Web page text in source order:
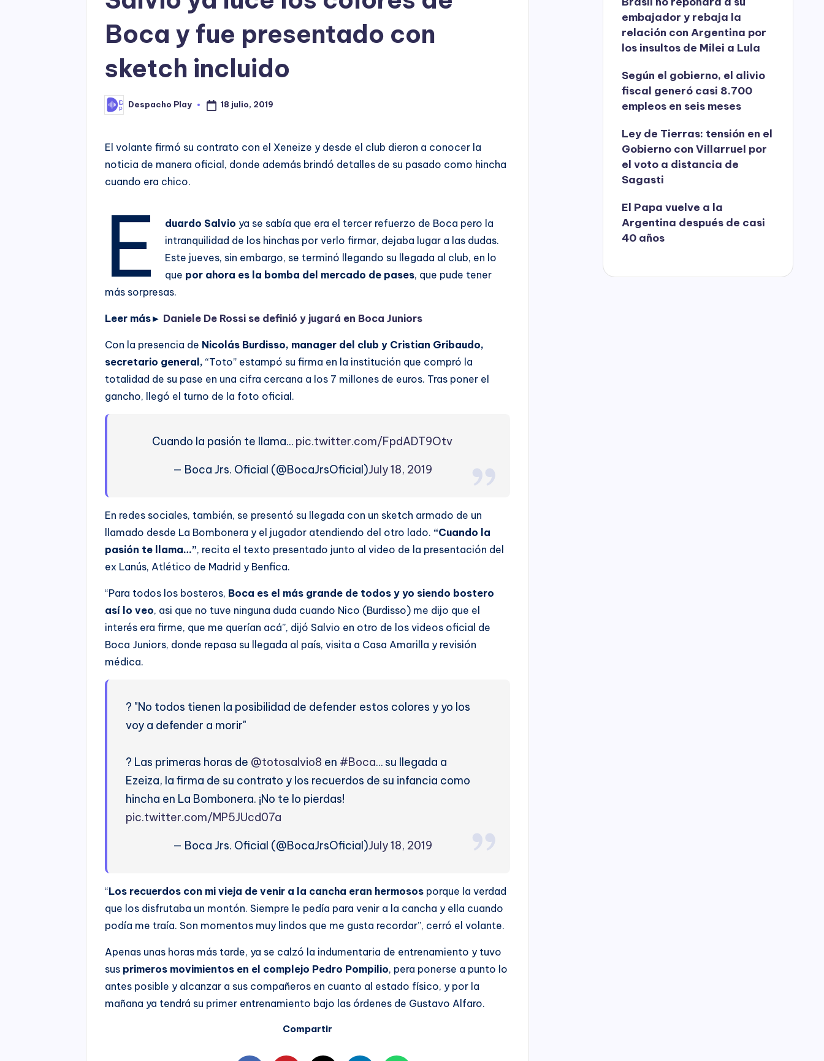
o
Boca y fue presentado con
sketch incluido
Posted
by
Despacho Play 18 julio, 2019
El volante firmó su contrato con el Xeneize y desde el club dieron a conocer la
noticia de manera oficial, donde además brindó detalles de su pasado como hincha
cuando era chico.
E duardo Salvio ya se sabía que era el tercer refuerzo de Boca pero la
intranquilidad de los hinchas por verlo firmar, dejaba lugar a las dudas.
Este jueves, sin embargo, se terminó llegando su llegada al club, en lo
que por ahora es la bomba del mercado de pases, que pude tener
más sorpresas.
Leer más► Daniele De Rossi se definió y jugará en Boca Juniors
Con la presencia de Nicolás Burdisso, manager del club y Cristian Gribaudo,
secretario general, “Toto” estampó su firma en la institución que compró la
totalidad de su pase en una cifra cercana a los 7 millones de euros. Tras poner el
gancho, llegó el turno de la foto oficial.
Cuando la pasión te llama… pic.twitter.com/FpdADT9Otv
— Boca Jrs. Oficial (@BocaJrsOficial)July 18, 2019
En redes sociales, también, se presentó su llegada con un sketch armado de un
llamado desde La Bombonera y el jugador atendiendo del otro lado. “Cuando la
pasión te llama…”, recita el texto presentado junto al video de la presentación del
ex Lanús, Atlético de Madrid y Benfica.
“Para todos los bosteros, Boca es el más grande de todos y yo siendo bostero
así lo veo, asi que no tuve ninguna duda cuando Nico (Burdisso) me dijo que el
interés era firme, que me querían acá”, dijó Salvio en otro de los videos oficial de
Boca Juniors, donde repasa su llegada al país, visita a Casa Amarilla y revisión
médica.
? "No todos tienen la posibilidad de defender estos colores y yo los
voy a defender a morir"
? Las primeras horas de @totosalvio8 en #Boca… su llegada a
Ezeiza, la firma de su contrato y los recuerdos de su infancia como
hincha en La Bombonera. ¡No te lo pierdas!
pic.twitter.com/MP5JUcd07a
— Boca Jrs. Oficial (@BocaJrsOficial)July 18, 2019
“Los recuerdos con mi vieja de venir a la cancha eran hermosos porque la verdad
que los disfrutaba un montón. Siempre le pedía para venir a la cancha y ella cuando
podía me traía. Son momentos muy lindos que me gusta recordar”, cerró el volante.
Apenas unas horas más tarde, ya se calzó la indumentaria de entrenamiento y tuvo
sus primeros movimientos en el complejo Pedro Pompilio, pera ponerse a punto lo
antes posible y alcanzar a sus compañeros en cuanto al estado físico, y por la
mañana ya tendrá su primer entrenamiento bajo las órdenes de Gustavo Alfaro.
Compartir
embajador y rebaja la
relación con Argentina por
los insultos de Milei a Lula
Según el gobierno, el alivio
fiscal generó casi 8.700
empleos en seis meses
Ley de Tierras: tensión en el
Gobierno con Villarruel por
el voto a distancia de
Sagasti
El Papa vuelve a la
Argentina después de casi
40 años